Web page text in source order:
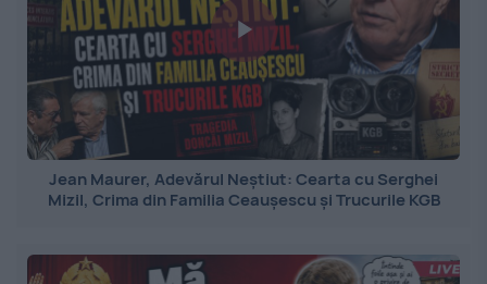
Jean Maurer, Adevărul Neștiut: Cearta cu Serghei
Mizil, Crima din Familia Ceaușescu și Trucurile KGB